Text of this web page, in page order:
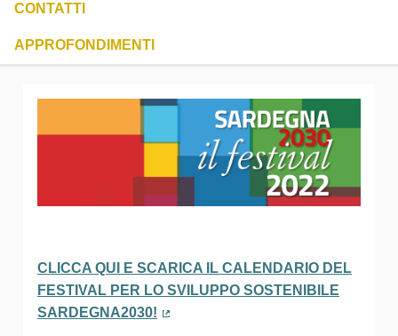
CONTATTI
APPROFONDIMENTI
CLICCA QUI E SCARICA IL CALENDARIO DEL
FESTIVAL PER LO SVILUPPO SOSTENIBILE
SARDEGNA2030!